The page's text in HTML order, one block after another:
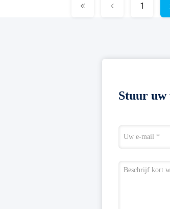
1
Stuur uw